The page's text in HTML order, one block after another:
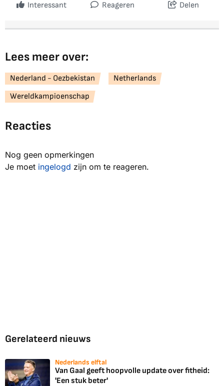
Interessant Reageren Delen
Lees meer over:
Nederland - Oezbekistan
Netherlands
Wereldkampioenschap
Reacties
Nog geen opmerkingen
Je moet ingelogd zijn om te reageren.
Gerelateerd nieuws
Nederlands elftal
Van Gaal geeft hoopvolle update over fitheid:
'Een stuk beter'